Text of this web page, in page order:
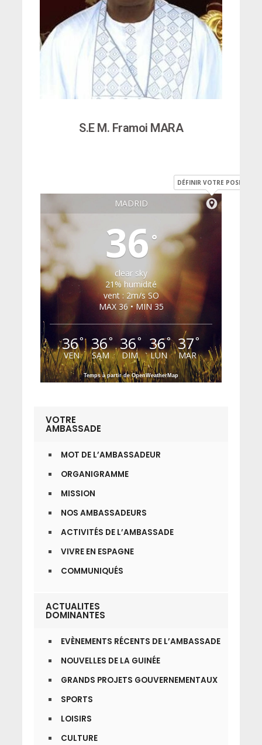
S.E M. Framoi MARA
MADRID
DÉFINIR VOTRE POSITION
36°
clear sky
21% humidité
vent : 2m/s SO
MAX 36 • MIN 35
36°
VEN
36°
SAM
36°
DIM
36°
LUN
37°
MAR
Temps à partir de OpenWeatherMap
VOTRE
AMBASSADE
MOT DE L’AMBASSADEUR
ORGANIGRAMME
MISSION
NOS AMBASSADEURS
ACTIVITÉS DE L’AMBASSADE
VIVRE EN ESPAGNE
COMMUNIQUÉS
ACTUALITES
DOMINANTES
EVÈNEMENTS RÉCENTS DE L’AMBASSADE
NOUVELLES DE LA GUINÉE
GRANDS PROJETS GOUVERNEMENTAUX
SPORTS
LOISIRS
CULTURE